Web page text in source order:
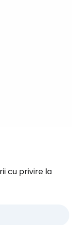
cu privire la